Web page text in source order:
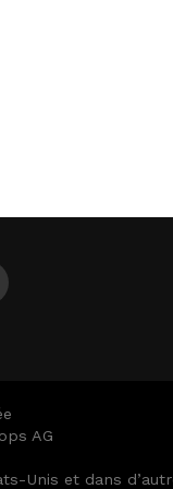
AG
Unis et dans